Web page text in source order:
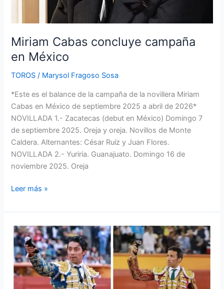
Miriam Cabas concluye campaña
en México
TOROS / Marysol Fragoso Sosa
*Este es el balance de la campaña de la novillera Miriam
Cabas en México de septiembre 2025 a abril de 2026*
NOVILLADA 1.- Zacatecas (debut en México) Domingo 7
de septiembre 2025. Oreja y oreja. Novillos de Monte
Caldera. Alternantes: César Ruíz y Juan Flores.
NOVILLADA 2.- Yuriria. Guanajuato. Domingo 16 de
noviembre 2025. Oreja
Leer más »
Oreja
por
coleta
en
la